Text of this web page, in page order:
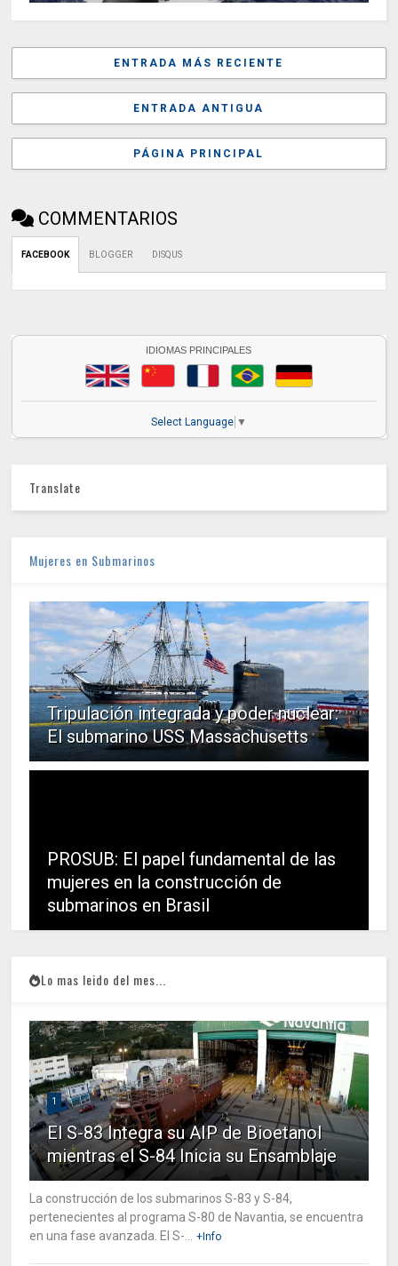
ENTRADA MÁS RECIENTE
ENTRADA ANTIGUA
PÁGINA PRINCIPAL
COMMENTARIOS
FACEBOOK BLOGGER DISQUS
IDIOMAS PRINCIPALES
Select Language ▼
Translate
Mujeres en Submarinos
Tripulación integrada y poder nuclear:
El submarino USS Massachusetts
PROSUB: El papel fundamental de las
mujeres en la construcción de
submarinos en Brasil
Lo mas leido del mes...
1
El S-83 Integra su AIP de Bioetanol
mientras el S-84 Inicia su Ensamblaje
La construcción de los submarinos S-83 y S-84,
pertenecientes al programa S-80 de Navantia, se encuentra
en una fase avanzada. El S-...
+Info